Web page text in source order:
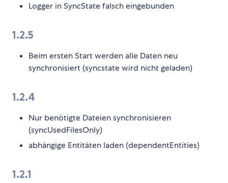
Logger in SyncState falsch eingebunden
1.2.5
Beim ersten Start werden alle Daten neu
synchronisiert (syncstate wird nicht geladen)
1.2.4
Nur benötigte Dateien synchronisieren
(syncUsedFilesOnly)
abhängige Entitäten laden (dependentEntities)
1.2.1